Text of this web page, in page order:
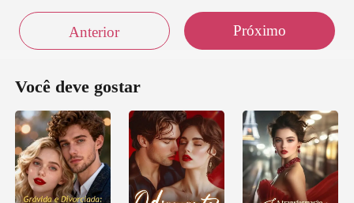
Anterior Próximo
Você deve gostar